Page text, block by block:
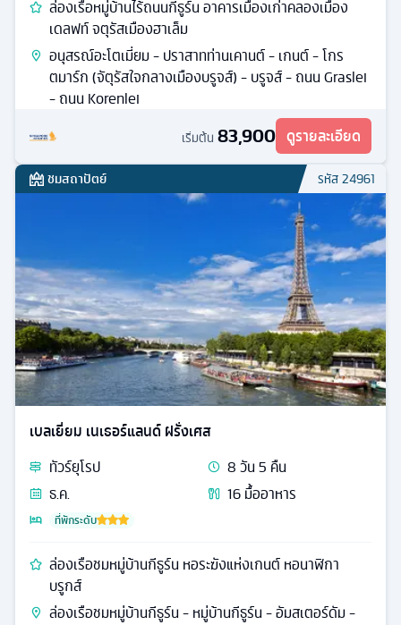
ล่องเรือหมู่บ้านไร้ถนนกีธูร์น อาคารเมืองเก่าคลองเมือง
เดลฟท์ จตุรัสเมืองฮาเล็ม
อนุสรณ์อะโตเมี่ยม - ปราสาทท่านเคานต์ - เกนต์ - โกร
ตมาร์ก (จัตุรัสใจกลางเมืองบรูจส์) - บรูจส์ - ถนน Graslei
- ถนน Korenlei
เริ่มต้น 83,900 ดูรายละเอียด
ชมสถาปัตย์ รหัส24961
เบลเยี่ยม เนเธอร์แลนด์ ฝรั่งเศส
ทัวร์ยุโรป 8วัน5 คืน
ธ.ค.
16มื้ออาหาร
ที่พักระดับ
ล่องเรือชมหมู่บ้านกีธูร์น หอระฆังแห่งเกนต์ หอนาฬิกา
บรูกส์
ล่องเรือชมหมู่บ้านกีธูร์น - หมู่บ้านกีธูร์น - อัมสเตอร์ดัม -